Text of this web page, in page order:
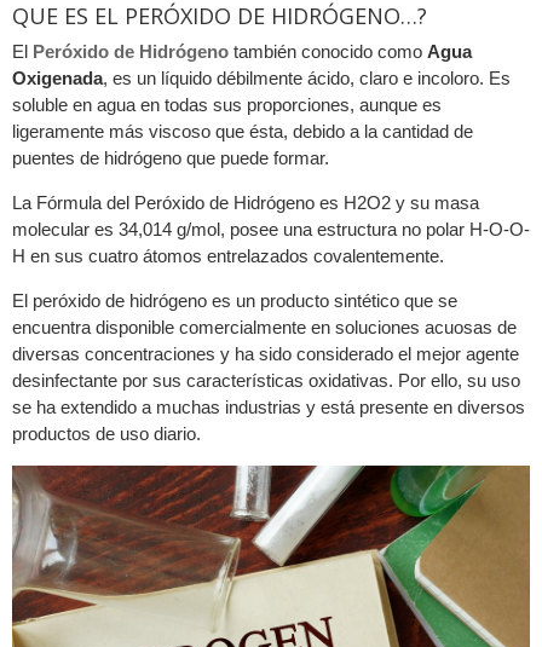
QUE ES EL PERÓXIDO DE HIDRÓGENO…?
El Peróxido de Hidrógeno también conocido como Agua
Oxigenada, es un líquido débilmente ácido, claro e incoloro. Es
soluble en agua en todas sus proporciones, aunque es
ligeramente más viscoso que ésta, debido a la cantidad de
puentes de hidrógeno que puede formar.
La Fórmula del Peróxido de Hidrógeno es H2O2 y su masa
molecular es 34,014 g/mol, posee una estructura no polar H-O-O-
H en sus cuatro átomos entrelazados covalentemente.
El peróxido de hidrógeno es un producto sintético que se
encuentra disponible comercialmente en soluciones acuosas de
diversas concentraciones y ha sido considerado el mejor agente
desinfectante por sus características oxidativas. Por ello, su uso
se ha extendido a muchas industrias y está presente en diversos
productos de uso diario.